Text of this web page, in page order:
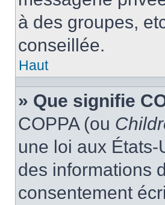
à des groupes,
conseillée.
Haut
» Que signifie
COPPA (ou
une loi aux
des informations
consentement